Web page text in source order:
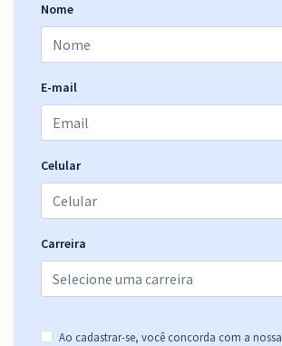
Nome
E-mail
Celular
Carreira
Ao cadastrar-se, você concorda com a nossa